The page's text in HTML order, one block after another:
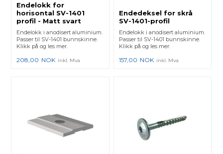
Endelokk for
horisontal SV-1401
profil - Matt svart
Endelokk i anodisert aluminium.
Passer til SV-1401 bunnskinne.
Klikk på og les mer.
208,00 NOK inkl. Mva
Endedeksel for skrå
SV-1401-profil
Endelokk i anodisert aluminium.
Passer til SV-1401 bunnskinne.
Klikk på og les mer.
157,00 NOK inkl. Mva